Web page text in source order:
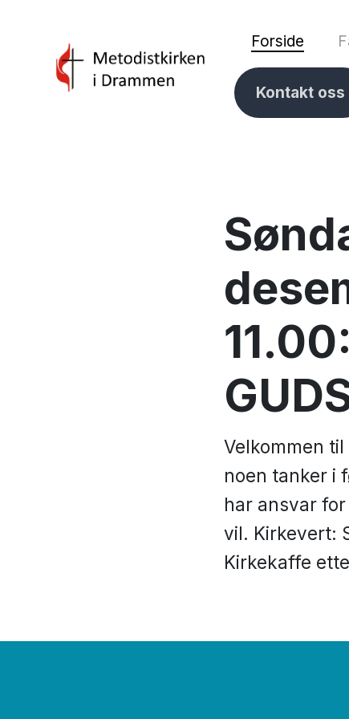
Forside
Kontakt oss
11.00:
Velkommen
noen tanker i
har ansvar
vil. Kirkevert:
Kirkekaffe